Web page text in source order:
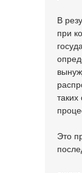
В
при
Это